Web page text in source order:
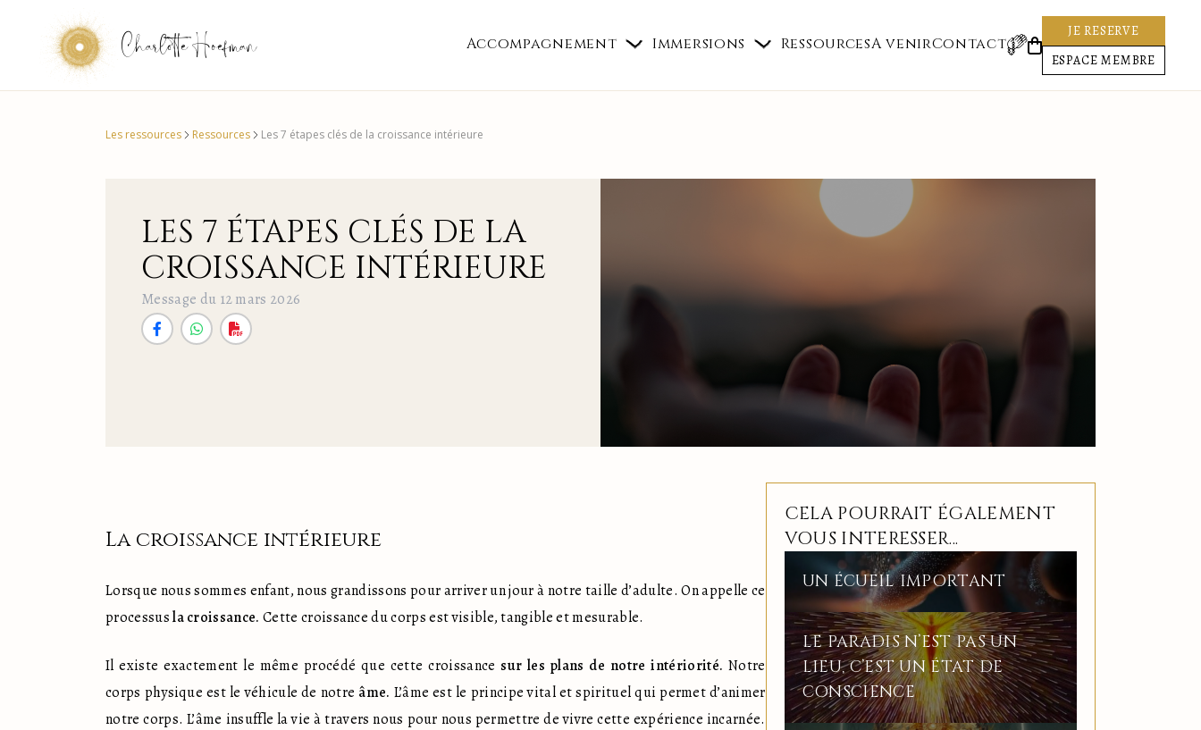
Charlotte Hoefman Accompagnement Immersions RessourcesA venirContact
JE RESERVE
ESPACE MEMBRE
Les ressources Ressources Les 7 étapes clés de la croissance intérieure
LES 7 ÉTAPES CLÉS DE LA
CROISSANCE INTÉRIEURE
Message du 12 mars 2026
La croissance intérieure
Lorsque nous sommes enfant, nous grandissons pour arriver un jour à notre taille d’adulte. On appelle ce
processus la croissance. Cette croissance du corps est visible, tangible et mesurable.
Il existe exactement le même procédé que cette croissance sur les plans de notre intériorité. Notre
corps physique est le véhicule de notre âme. L’âme est le principe vital et spirituel qui permet d’animer
notre corps. L’âme insuffle la vie à travers nous pour nous permettre de vivre cette expérience incarnée.
CELA POURRAIT ÉGALEMENT
VOUS INTERESSER...
UN ÉCUEIL IMPORTANT
LE PARADIS N’EST PAS UN
LIEU, C’EST UN ÉTAT DE
CONSCIENCE